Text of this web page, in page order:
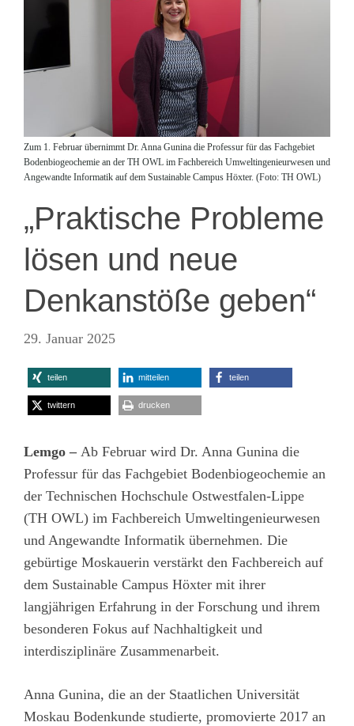
Zum 1. Februar übernimmt Dr. Anna Gunina die Professur für das Fachgebiet
Bodenbiogeochemie an der TH OWL im Fachbereich Umweltingenieurwesen und
Angewandte Informatik auf dem Sustainable Campus Höxter. (Foto: TH OWL)
„Praktische Probleme
lösen und neue
Denkanstöße geben“
29. Januar 2025
teilen mitteilen teilen
twittern drucken
Lemgo – Ab Februar wird Dr. Anna Gunina die
Professur für das Fachgebiet Bodenbiogeochemie an
der Technischen Hochschule Ostwestfalen-Lippe
(TH OWL) im Fachbereich Umweltingenieurwesen
und Angewandte Informatik übernehmen. Die
gebürtige Moskauerin verstärkt den Fachbereich auf
dem Sustainable Campus Höxter mit ihrer
langjährigen Erfahrung in der Forschung und ihrem
besonderen Fokus auf Nachhaltigkeit und
interdisziplinäre Zusammenarbeit.
Anna Gunina, die an der Staatlichen Universität
Moskau Bodenkunde studierte, promovierte 2017 an